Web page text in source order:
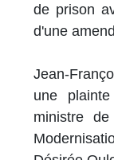
de prison
d'une
Jean-
une
ministre